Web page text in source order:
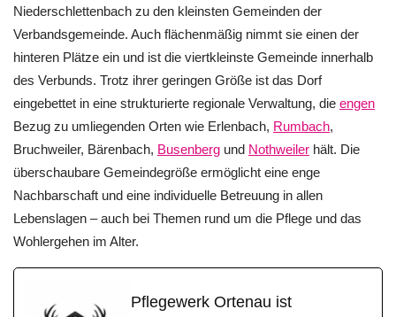
Niederschlettenbach zu den kleinsten Gemeinden der
Verbandsgemeinde. Auch flächenmäßig nimmt sie einen der
hinteren Plätze ein und ist die viertkleinste Gemeinde innerhalb
des Verbunds. Trotz ihrer geringen Größe ist das Dorf
eingebettet in eine strukturierte regionale Verwaltung, die engen
Bezug zu umliegenden Orten wie Erlenbach, Rumbach,
Bruchweiler, Bärenbach, Busenberg und Nothweiler hält. Die
überschaubare Gemeindegröße ermöglicht eine enge
Nachbarschaft und eine individuelle Betreuung in allen
Lebenslagen – auch bei Themen rund um die Pflege und das
Wohlergehen im Alter.
Pflegewerk Ortenau ist